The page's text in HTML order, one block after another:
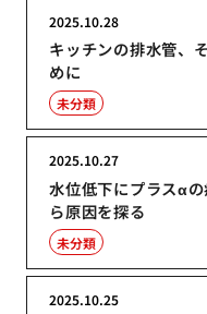
キッチンの排水管、
めに
2025.10.28
未分類
水位低下にプラスα
ら原因を探る
2025.10.27
未分類
2025.10.25